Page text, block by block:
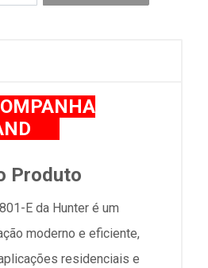
Produto
E da Hunter é um
moderno e eficiente,
residenciais e